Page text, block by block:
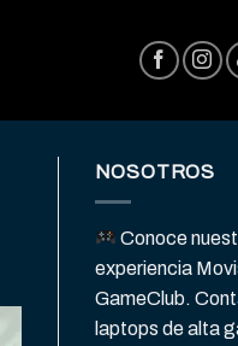
NOSOTROS
Conoce
experiencia
GameClub.
laptops de alta